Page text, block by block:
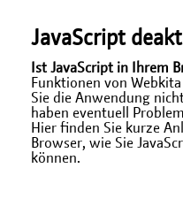
JavaScript
Ist JavaScript in Ihrem
Funktionen von
Sie die Anwendung
haben eventuell
Hier finden Sie kurze
Browser, wie Sie
können.